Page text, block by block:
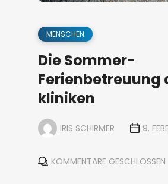
MENSCHEN
Die Sommer-
Ferienbetreuung
kliniken
IRIS SCHIRMER 9.
KOMMENTARE GESCHLOSSEN